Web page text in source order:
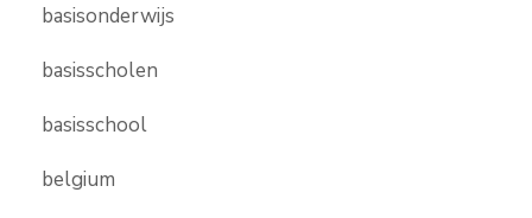
basisonderwijs
basisscholen
basisschool
belgium